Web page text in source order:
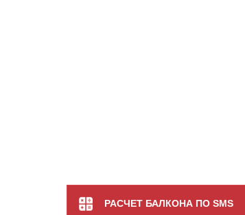
РАСЧЕТ БАЛКОНА ПО SMS